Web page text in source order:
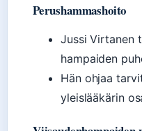
Perushammashoito
Jussi Virtanen
hampaiden
Hän ohjaa
yleislääkärin